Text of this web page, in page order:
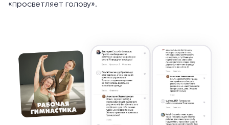
«просветляет голову».